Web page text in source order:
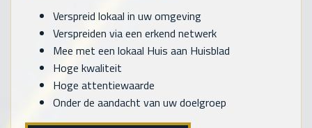
Verspreid lokaal in uw omgeving
Verspreiden via een erkend netwerk
Mee met een lokaal Huis aan Huisblad
Hoge kwaliteit
Hoge attentiewaarde
Onder de aandacht van uw doelgroep